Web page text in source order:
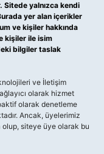
Sitede yalnızca kendi
yer alan içerikler
ve kişiler hakkında
kişiler ile isim
bilgiler taslak
ve İletişim
olarak hizmet
olarak denetleme
Ancak, üyelerimiz
olup, siteye üye olarak bu